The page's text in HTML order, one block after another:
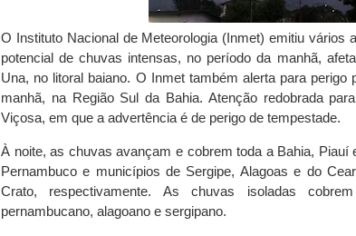
O Instituto Nacional de Meteorologia (Inmet) emitiu vários
potencial de chuvas intensas, no período da manhã,
Una, no litoral baiano. O Inmet também alerta para perigo
manhã, na Região Sul da Bahia. Atenção redobrada
Viçosa, em que a advertência é de perigo de tempestade.
À noite, as chuvas avançam e cobrem toda a Bahia,
Pernambuco e municípios de Sergipe, Alagoas e do
Crato, respectivamente. As chuvas isoladas
pernambucano, alagoano e sergipano.